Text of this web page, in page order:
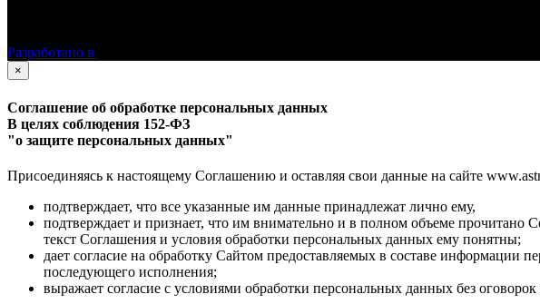
Разработано в
×
Соглашение об обработке персональных данных
В целях соблюдения 152-ФЗ
"о защите персональных данных"
Присоединяясь к настоящему Соглашению и оставляя свои данные на сайте
подтверждает, что все указанные им данные принадлежат лично ему,
подтверждает и признает, что им внимательно и в полном объеме
текст Соглашения и условия обработки персональных данных ему понятны;
дает согласие на обработку Сайтом предоставляемых в составе
последующего исполнения;
выражает согласие с условиями обработки персональных данных без